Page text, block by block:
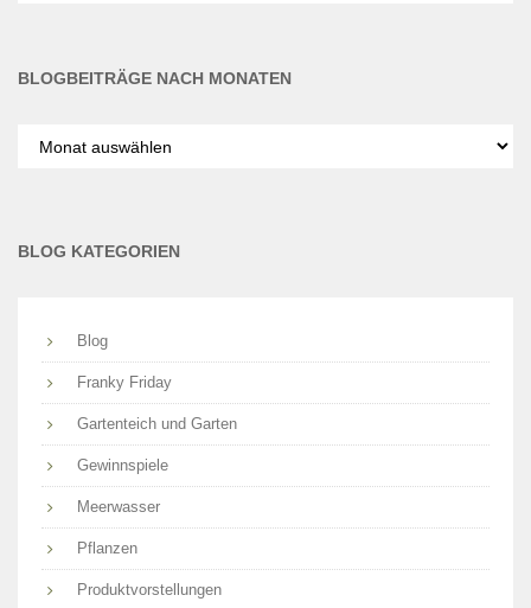
BLOGBEITRÄGE NACH MONATEN
nach
BLOG KATEGORIEN
Blog
Franky Friday
Gartenteich und Garten
Gewinnspiele
Meerwasser
Pflanzen
Produktvorstellungen